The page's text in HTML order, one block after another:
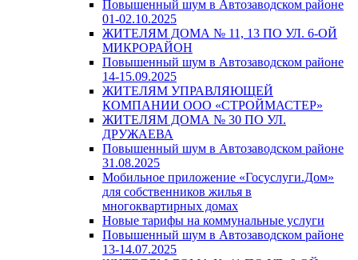
Повышенный шум в Автозаводском районе
01-02.10.2025
ЖИТЕЛЯМ ДОМА № 11, 13 ПО УЛ. 6-ОЙ
МИКРОРАЙОН
Повышенный шум в Автозаводском районе
14-15.09.2025
ЖИТЕЛЯМ УПРАВЛЯЮЩЕЙ
КОМПАНИИ ООО «СТРОЙМАСТЕР»
ЖИТЕЛЯМ ДОМА № 30 ПО УЛ.
ДРУЖАЕВА
Повышенный шум в Автозаводском районе
31.08.2025
Мобильное приложение «Госуслуги.Дом»
для собственников жилья в
многоквартирных домах
Новые тарифы на коммунальные услуги
Повышенный шум в Автозаводском районе
13-14.07.2025